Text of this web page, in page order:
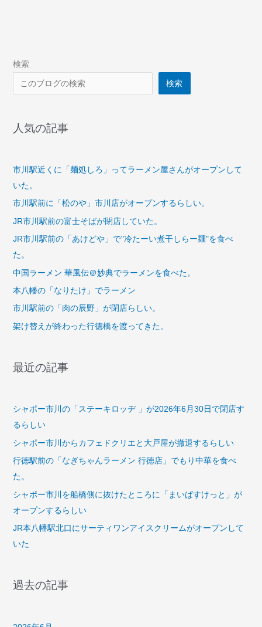
検索
検索
人気の記事
市川駅近くに「麺処しろ」ってラーメン屋さんがオープンして
いた。
市川駅前に「松のや」市川店がオープンするらしい。
JR市川駅前の富士そばが閉店していた。
JR市川駅前の「あけどや」で"冷たーい煮干しらー麺"を食べ
た。
中国ラーメン 華風伝＠妙典でラーメンを食べた。
本八幡の「なりたけ」でラーメン
市川駅前の「肉の辰野」が閉店らしい。
架け替えが終わった行徳橋を渡ってきた。
最近の記事
シャポー市川の「ステーキロッヂ 」が2026年6月30日で閉店す
るらしい
シャポー市川からカフェドクリエと大戸屋が撤退するらしい
行徳駅前の「なぎちゃんラーメン 行徳店」でもり中華を食べ
た。
シャポー市川を船橋側に抜けたところに「まいばすけっと」が
オープンするらしい
JR本八幡駅北口にサーティワンアイスクリームがオープンして
いた
過去の記事